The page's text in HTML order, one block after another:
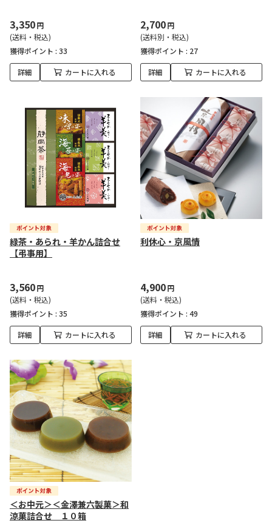
3,350円
(送料・税込)
獲得ポイント : 33
詳細 カートに入れる
2,700円
(送料別・税込)
獲得ポイント : 27
詳細 カートに入れる
緑茶・あられ・羊かん詰合せ
【弔事用】
3,560円
(送料・税込)
獲得ポイント : 35
詳細 カートに入れる
利休心・京風情
4,900円
(送料・税込)
獲得ポイント : 49
詳細 カートに入れる
＜お中元＞＜金澤兼六製菓＞和
涼菓詰合せ １０箱